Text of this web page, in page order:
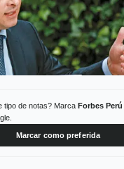
tipo de notas? Marca Forbes Perú
Marcar como preferida